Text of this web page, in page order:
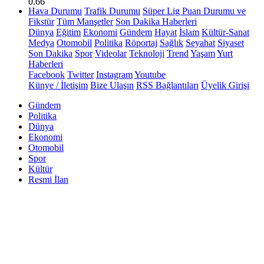
Hava Durumu Trafik Durumu Süper Lig Puan Durumu ve
Fikstür Tüm Manşetler Son Dakika Haberleri
Dünya Eğitim Ekonomi Gündem Hayat İslam Kültür-Sanat
Medya Otomobil Politika Röportaj Sağlık Seyahat Siyaset
Son Dakika Spor Videolar Teknoloji Trend YaşamYurt
Haberleri
Facebook Twitter InstagramYoutube
Künye / İletişim Bize Ulaşın RSS Bağlantıları Üyelik Girişi
Gündem
Politika
Dünya
Ekonomi
Otomobil
Spor
Kültür
Resmi İlan